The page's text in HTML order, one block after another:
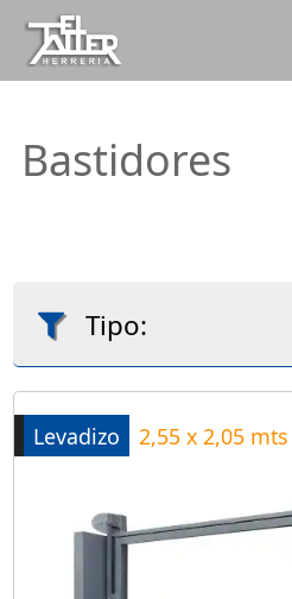
Bastidores
Levadizo 2,55 x 2,05 mts